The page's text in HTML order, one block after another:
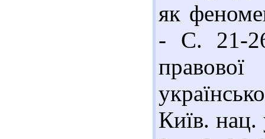
як
- С. 21-
Київ.